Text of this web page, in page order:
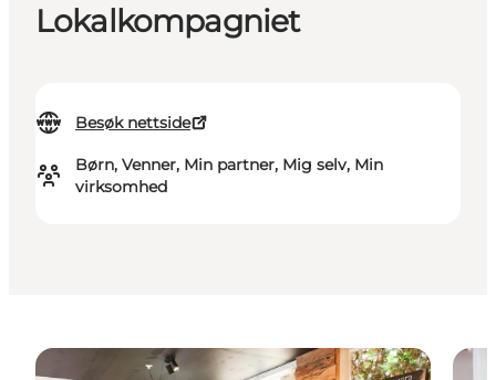
Lokalkompagniet
Besøk nettside
Børn, Venner, Min partner, Mig selv, Min
virksomhed